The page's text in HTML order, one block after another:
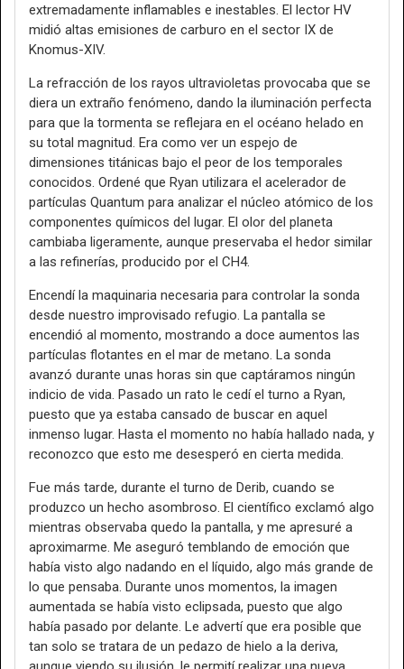
extremadamente inflamables e inestables. El lector HV
midió altas emisiones de carburo en el sector IX de
Knomus-XIV.
La refracción de los rayos ultravioletas provocaba que se
diera un extraño fenómeno, dando la iluminación perfecta
para que la tormenta se reflejara en el océano helado en
su total magnitud. Era como ver un espejo de
dimensiones titánicas bajo el peor de los temporales
conocidos. Ordené que Ryan utilizara el acelerador de
partículas Quantum para analizar el núcleo atómico de los
componentes químicos del lugar. El olor del planeta
cambiaba ligeramente, aunque preservaba el hedor similar
a las refinerías, producido por el CH4.
Encendí la maquinaria necesaria para controlar la sonda
desde nuestro improvisado refugio. La pantalla se
encendió al momento, mostrando a doce aumentos las
partículas flotantes en el mar de metano. La sonda
avanzó durante unas horas sin que captáramos ningún
indicio de vida. Pasado un rato le cedí el turno a Ryan,
puesto que ya estaba cansado de buscar en aquel
inmenso lugar. Hasta el momento no había hallado nada, y
reconozco que esto me desesperó en cierta medida.
Fue más tarde, durante el turno de Derib, cuando se
produzco un hecho asombroso. El científico exclamó algo
mientras observaba quedo la pantalla, y me apresuré a
aproximarme. Me aseguró temblando de emoción que
había visto algo nadando en el líquido, algo más grande de
lo que pensaba. Durante unos momentos, la imagen
aumentada se había visto eclipsada, puesto que algo
había pasado por delante. Le advertí que era posible que
tan solo se tratara de un pedazo de hielo a la deriva,